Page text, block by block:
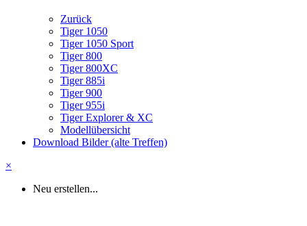
Zurück
Tiger 1050
Tiger 1050 Sport
Tiger 800
Tiger 800XC
Tiger 885i
Tiger 900
Tiger 955i
Tiger Explorer & XC
Modellübersicht
Download Bilder (alte Treffen)
×
Neu erstellen...